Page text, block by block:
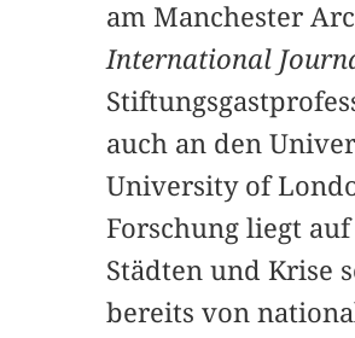
am Manchester
International
auch an den
University of
Forschung liegt
Städten und Krise
bereits von